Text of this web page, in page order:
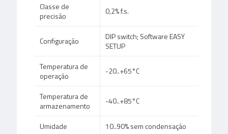
Classe de
precisão
0,2% f.s.
Configuração
DIP switch; Software EASY
SETUP
Temperatura de
operação
-20..+65°C
Temperatura de
armazenamento
-40..+85°C
Umidade
10..90% sem condensação